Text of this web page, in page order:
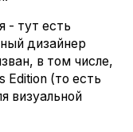
- тут есть
дизайнер
в том числе,
Edition (то есть
визуальной